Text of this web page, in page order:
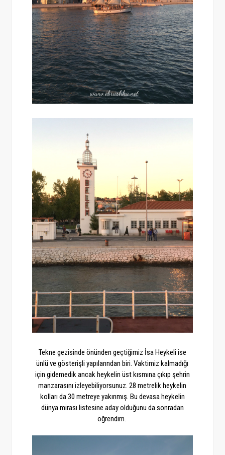
Tekne gezisinde önünden geçtiğimiz İsa Heykeli ise
ünlü ve gösterişli yapılarından biri. Vaktimiz kalmadığı
için gidemedik ancak heykelin üst kısmına çıkıp şehrin
manzarasını izleyebiliyorsunuz. 28 metrelik heykelin
kolları da 30 metreye yakınmış. Bu devasa heykelin
dünya mirası listesine aday olduğunu da sonradan
öğrendim.